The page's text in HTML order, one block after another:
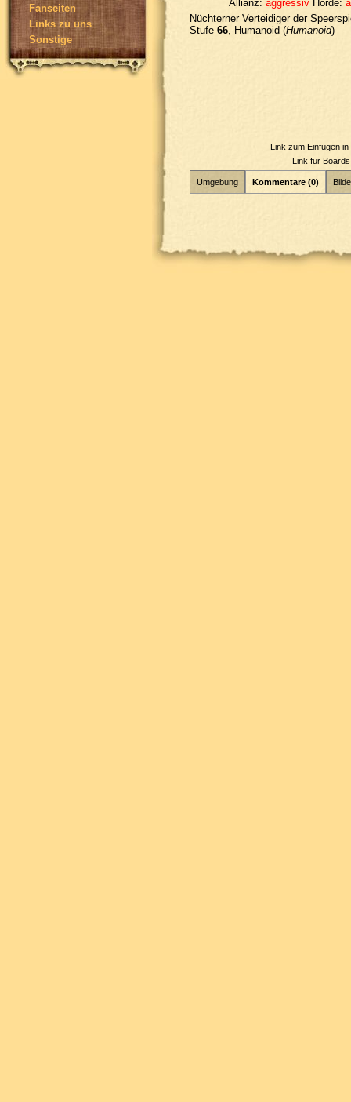
Fanseiten
Links zu uns
Sonstige
Allianz: aggressiv Horde:
Nüchterner Verteidiger der
Stufe 66 , Humanoid (Humanoid)
Link zum Einfügen
Link für
Umgebung Kommentare (0)